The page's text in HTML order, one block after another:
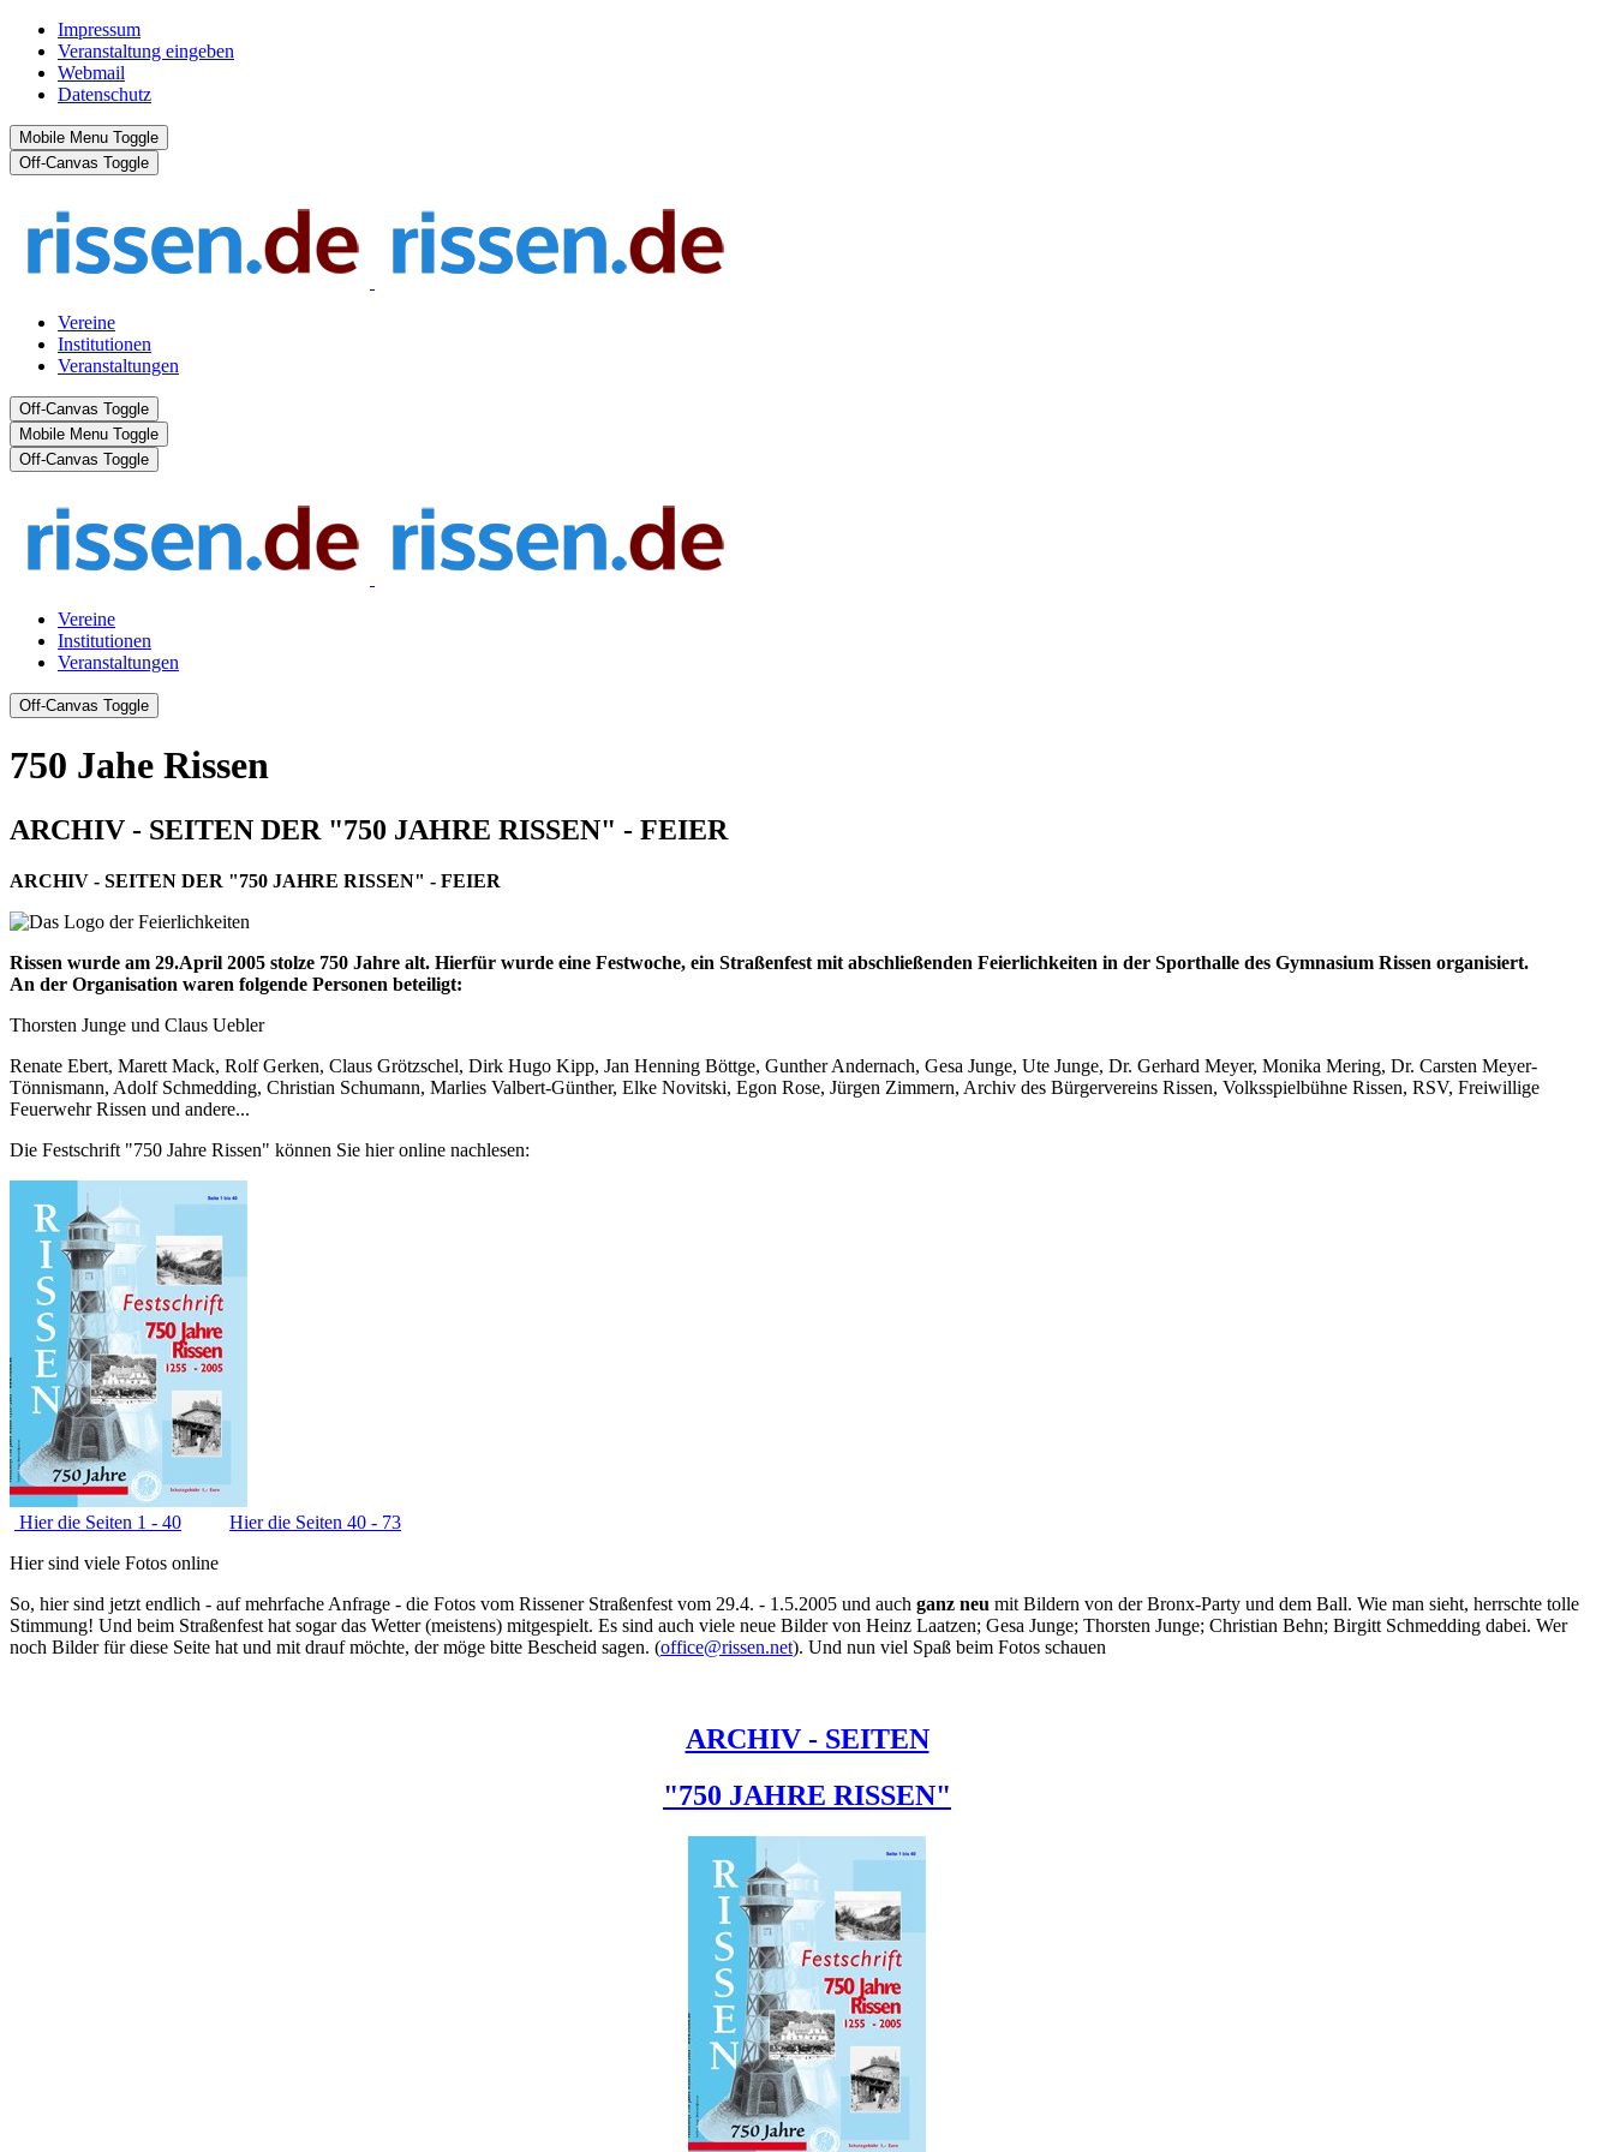
Impressum
Veranstaltung eingeben
Webmail
Datenschutz
Mobile Menu Toggle
Off-Canvas Toggle
Vereine
Institutionen
Veranstaltungen
Off-Canvas Toggle
Mobile Menu Toggle
Off-Canvas Toggle
Vereine
Institutionen
Veranstaltungen
Off-Canvas Toggle
750 Jahe Rissen
ARCHIV - SEITEN DER "750 JAHRE RISSEN" - FEIER
ARCHIV - SEITEN DER "750 JAHRE RISSEN" - FEIER
Rissen wurde am 29.April 2005 stolze 750 Jahre alt. Hierfür wurde eine Festwoche, ein Straßenfest mit abschließenden Feierlichkeiten in der Sporthalle des Gymnasium Rissen organisiert.
An der Organisation waren folgende Personen beteiligt:
Thorsten Junge und Claus Uebler
Renate Ebert, Marett Mack, Rolf Gerken, Claus Grötzschel, Dirk Hugo Kipp, Jan Henning Böttge, Gunther Andernach, Gesa Junge, Ute Junge, Dr. Gerhard Meyer, Monika Mering, Dr. Carsten Meyer-
Tönnismann, Adolf Schmedding, Christian Schumann, Marlies Valbert-Günther, Elke Novitski, Egon Rose, Jürgen Zimmern, Archiv des Bürgervereins Rissen, Volksspielbühne Rissen, RSV, Freiwillige
Feuerwehr Rissen und andere...
Die Festschrift "750 Jahre Rissen" können Sie hier online nachlesen:
Hier die Seiten 1 - 40
Hier die Seiten 40 - 73
Hier sind viele Fotos online
So, hier sind jetzt endlich - auf mehrfache Anfrage - die Fotos vom Rissener Straßenfest vom 29.4. - 1.5.2005 und auch ganz neu mit Bildern von der Bronx-Party und dem Ball. Wie man sieht, herrschte tolle
Stimmung! Und beim Straßenfest hat sogar das Wetter (meistens) mitgespielt. Es sind auch viele neue Bilder von Heinz Laatzen; Gesa Junge; Thorsten Junge; Christian Behn; Birgitt Schmedding dabei. Wer
noch Bilder für diese Seite hat und mit drauf möchte, der möge bitte Bescheid sagen. (office@rissen.net). Und nun viel Spaß beim Fotos schauen
ARCHIV - SEITEN
"750 JAHRE RISSEN"